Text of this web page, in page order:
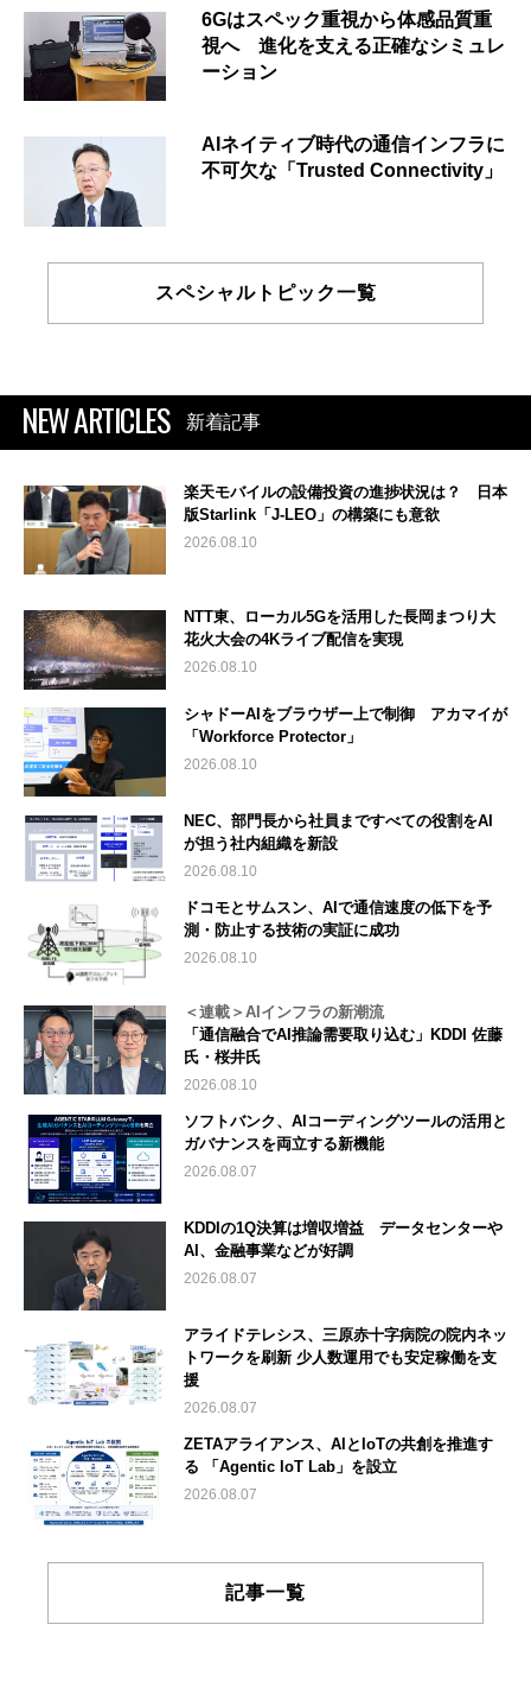
6Gはスペック重視から体感品質重
視へ 進化を支える正確なシミュレ
ーション
AIネイティブ時代の通信インフラに
不可欠な「Trusted Connectivity」
スペシャルトピック一覧
NEW ARTICLES 新着記事
楽天モバイルの設備投資の進捗状況は？ 日本
版Starlink「J-LEO」の構築にも意欲
2026.08.10
NTT東、ローカル5Gを活用した長岡まつり大
花火大会の4Kライブ配信を実現
2026.08.10
シャドーAIをブラウザー上で制御 アカマイが
「Workforce Protector」
2026.08.10
NEC、部門長から社員まですべての役割をAI
が担う社内組織を新設
2026.08.10
ドコモとサムスン、AIで通信速度の低下を予
測・防止する技術の実証に成功
2026.08.10
＜連載＞AIインフラの新潮流
「通信融合でAI推論需要取り込む」KDDI 佐藤
氏・桜井氏
2026.08.10
ソフトバンク、AIコーディングツールの活用と
ガバナンスを両立する新機能
2026.08.07
KDDIの1Q決算は増収増益 データセンターや
AI、金融事業などが好調
2026.08.07
アライドテレシス、三原赤十字病院の院内ネッ
トワークを刷新 少人数運用でも安定稼働を支
援
2026.08.07
ZETAアライアンス、AIとIoTの共創を推進す
る 「Agentic IoT Lab」を設立
2026.08.07
記事一覧